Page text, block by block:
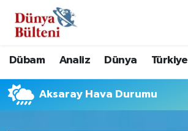
Dübam Analiz Dünya Türkiye
Aksaray Hava Durumu
Hava Durumu
Namaz Vakitleri